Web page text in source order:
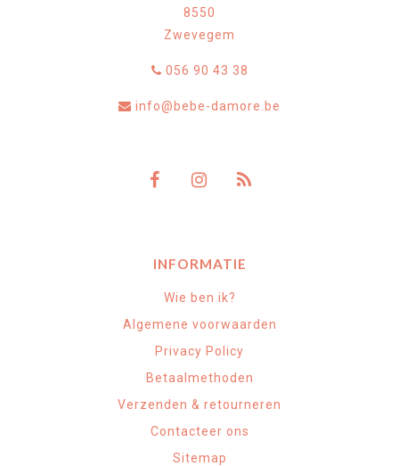
8550
Zwevegem
056 90 43 38
info@bebe-damore.be
INFORMATIE
Wie ben ik?
Algemene voorwaarden
Privacy Policy
Betaalmethoden
Verzenden & retourneren
Contacteer ons
Sitemap